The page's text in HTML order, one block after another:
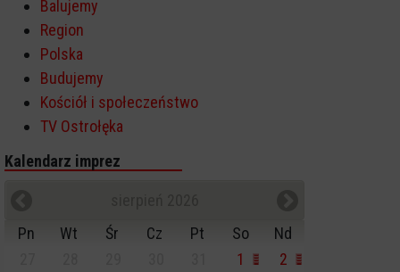
Balujemy
Region
Polska
Budujemy
Kościół i społeczeństwo
TV Ostrołęka
Kalendarz imprez
Pn
Wt Śr Cz Pt So
Nd
1
2